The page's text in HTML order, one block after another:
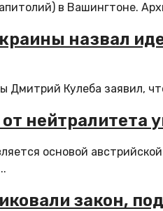
в Вашингтоне.
назвал
Кулеба заявил,
нейтралитета
основой
закон,